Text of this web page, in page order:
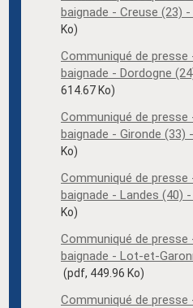
baignade - Creuse (23)
Ko)
Communiqué de presse
baignade - Dordogne
614.67 Ko)
Communiqué de presse
baignade - Gironde (33)
Ko)
Communiqué de presse
baignade - Landes (40)
Ko)
Communiqué de presse
baignade - Lot-et-
(pdf, 449.96 Ko)
Communiqué de presse